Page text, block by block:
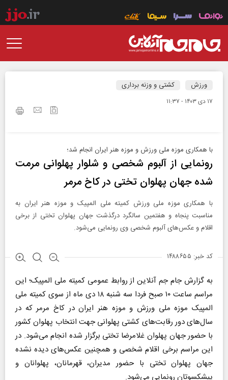
ورزش کشتی و وزنه برداری
۱۷ دی ۱۴۰۳ - ۱۱:۳۷
​با همکاری موزه ملی ورزش و موزه هنر ایران انجام شد؛
رونمایی از آلبوم شخصی و شلوار پهلوانی مرمت
شده جهان پهلوان تختی در کاخ مرمر
با همکاری موزه ملی ورزش کمیته ملی المپیک و موزه هنر ایران به
مناسبت پنجاه و هفتمین سالگرد درگذشت جهان پهلوان تختی از برخی
اقلام و عکس‌های آلبوم شخصی وی رونمایی می‌شود.
کد خبر: ۱۴۸۸۶۵۵
به گزارش جام جم آنلاین از روابط عمومی کمیته ملی المپیک؛ این
مراسم ساعت ۱۰ صبح فردا سه شنبه ۱۸ دی ماه از سوی کمیته ملی
المپیک موزه ملی ورزش و موزه هنر ایران در کاخ مرمر که در
سال‌های دور رقابت‌های کشتی پهلوانی جهت انتخاب پهلوان کشور
با حضور جهان پهلوان غلامرضا تختی برگزار شده انجام می‌شود. در
این مراسم برخی اقلام شخصی و همچنین عکس‌های دیده نشده
جهان پهلوان تختی با حضور مدیران، قهرمانان، پهلوانان و
پیشکسوتان رونمایی می‌شود.